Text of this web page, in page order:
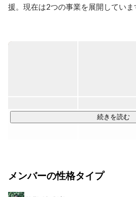
援。現在は2つの事業を展開していま
受託請負ではなく課題に伴走するデ
ディングなど
- 変革：企業理念・価値観の浸透をゴ
続きを読む
メンバーの性格タイプ